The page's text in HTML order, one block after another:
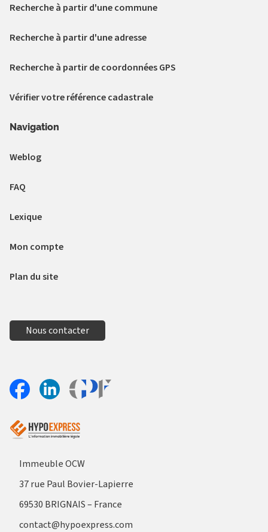
Recherche à partir d'une commune
Recherche à partir d'une adresse
Recherche à partir de coordonnées GPS
Vérifier votre référence cadastrale
Navigation
Weblog
FAQ
Lexique
Mon compte
Plan du site
Nous contacter
Immeuble OCW
37 rue Paul Bovier-Lapierre
69530 BRIGNAIS – France
contact@hypoexpress.com